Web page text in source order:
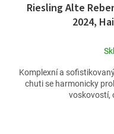
Riesling Alte
2024,
Komplexní a
chuti se harmonicky
voskovostí,